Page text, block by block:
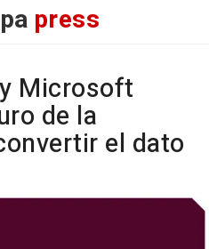
press
Microsoft
de la
el dato